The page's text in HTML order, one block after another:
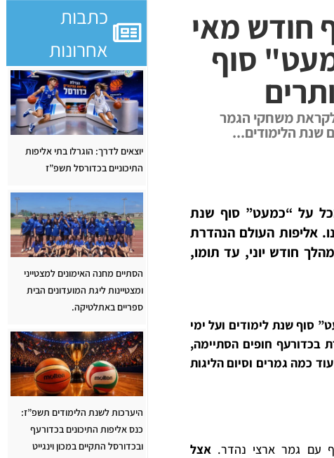
חודש מאי
סוף
משחקי הגמר
שנת הלימודים...
על “כמעט” סוף שנת
אליפות העולם הנהדרת
חודש יוני, עד תומו,
סוף שנת לימודים ועל ימי
בכדורעף חופים הסתיימה,
כמה גמרים וסיום הליגות
עם גמר ארצי נהדר.אצל
כתבות
אחרונות
יוצאים לדרך: הוגרלו בתי אליפות
התיכוניים בכדורסל תשפ”ז
הסתיים מחנה האימונים למצטייני
ומצטיינות ליגת המועדונים הבית
ספריים באתלטיקה.
היערכות לשנת הלימודים תשפ”ז:
כנס אליפות התיכונים בכדורעף
ובכדורסל התקיים במכון וינגייט